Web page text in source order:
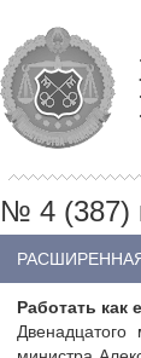
№ 4 (387)
Работать как